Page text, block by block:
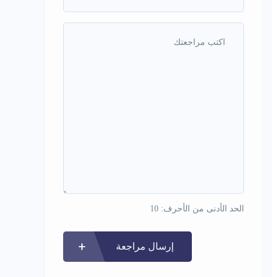
الحد الأدنى من الأحرف: 10
إرسال مراجعة